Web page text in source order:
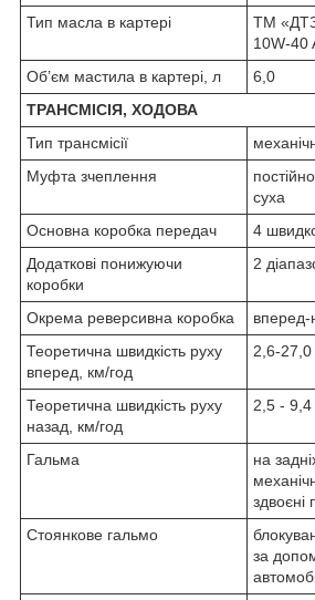
Тип масла в картері
ТМ
10W-40
Об’єм мастила в картері, л
6,0
ТРАНСМІСІЯ, ХОДОВА
Тип трансмісії
Муфта зчеплення
суха
Основна коробка передач
4
Додаткові понижуючи
коробки
2
Окрема реверсивна коробка
вперед-
Теоретична швидкість руху
вперед, км/год
2,6-27,0
Теоретична швидкість руху
назад, км/год
2,5 - 9,4
Гальма
на
здвоєні
Стоянкове гальмо
за